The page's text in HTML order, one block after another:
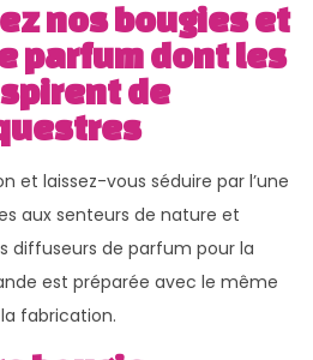
nos bougies et
parfum dont les
de
et laissez-vous séduire par l’une
aux senteurs de nature et
diffuseurs de parfum pour la
est préparée avec le même
fabrication.